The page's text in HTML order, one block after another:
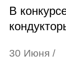
В
30 Июня /